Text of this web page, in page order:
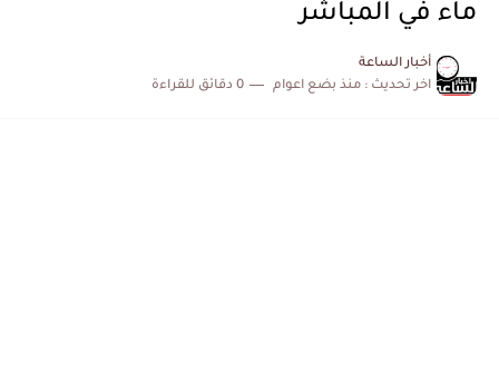
ماء في المباشر
أخبار الساعة
اخر تحديث : منذ بضع اعوام 0 دقائق للقراءة